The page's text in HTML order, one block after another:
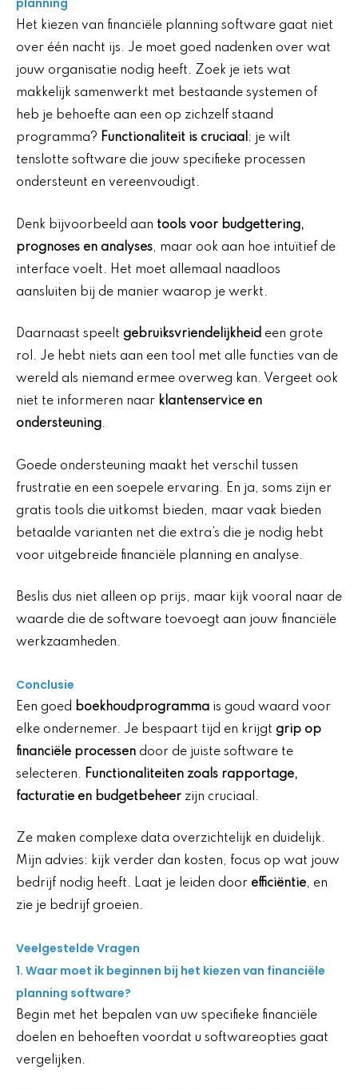
planning
Het kiezen van financiële planning software gaat niet
over één nacht ijs. Je moet goed nadenken over wat
jouw organisatie nodig heeft. Zoek je iets wat
makkelijk samenwerkt met bestaande systemen of
heb je behoefte aan een op zichzelf staand
programma? Functionaliteit is cruciaal ; je wilt
tenslotte software die jouw specifieke processen
ondersteunt en vereenvoudigt.
Denk bijvoorbeeld aan tools voor budgettering,
prognoses en analyses, maar ook aan hoe intuïtief de
interface voelt. Het moet allemaal naadloos
aansluiten bij de manier waarop je werkt.
Daarnaast speelt gebruiksvriendelijkheid een grote
rol. Je hebt niets aan een tool met alle functies van de
wereld als niemand ermee overweg kan. Vergeet ook
niet te informeren naar klantenservice en
ondersteuning.
Goede ondersteuning maakt het verschil tussen
frustratie en een soepele ervaring. En ja, soms zijn er
gratis tools die uitkomst bieden, maar vaak bieden
betaalde varianten net die extra’s die je nodig hebt
voor uitgebreide financiële planning en analyse.
Beslis dus niet alleen op prijs, maar kijk vooral naar de
waarde die de software toevoegt aan jouw financiële
werkzaamheden.
Conclusie
Een goed boekhoudprogramma is goud waard voor
elke ondernemer. Je bespaart tijd en krijgt grip op
financiële processen door de juiste software te
selecteren. Functionaliteiten zoals rapportage,
facturatie en budgetbeheer zijn cruciaal.
Ze maken complexe data overzichtelijk en duidelijk.
Mijn advies: kijk verder dan kosten, focus op wat jouw
bedrijf nodig heeft. Laat je leiden door efficiëntie, en
zie je bedrijf groeien.
Veelgestelde Vragen
1. Waar moet ik beginnen bij het kiezen van financiële
planning software?
Begin met het bepalen van uw specifieke financiële
doelen en behoeften voordat u softwareopties gaat
vergelijken.